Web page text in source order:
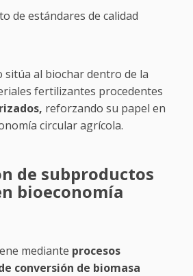
de estándares de calidad
sitúa al biochar dentro de la
fertilizantes procedentes
reforzando su papel en
circular agrícola.
de subproductos
bioeconomía
mediante procesos
conversión de biomasa